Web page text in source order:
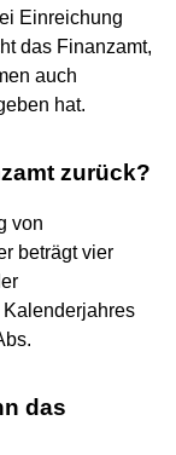
Einreichung
das Finanzamt,
auch
hat.
zurück?
von
beträgt vier
Kalenderjahres
das